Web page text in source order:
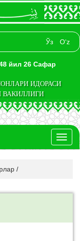
Ўз O‘z
йил 26 Сафар
ИДОРАСИ
ВАКИЛЛИГИ
/